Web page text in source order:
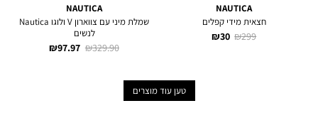
NAUTICA
חצאית מידי קפלים
מחיר
30 ₪
מחיר
299 ₪
NAUTICA
שמלת מיני עם צווארון V ולוגו Nautica
לנשים
מחיר
97.97 ₪
מחיר
329.90 ₪
טען עוד מוצרים